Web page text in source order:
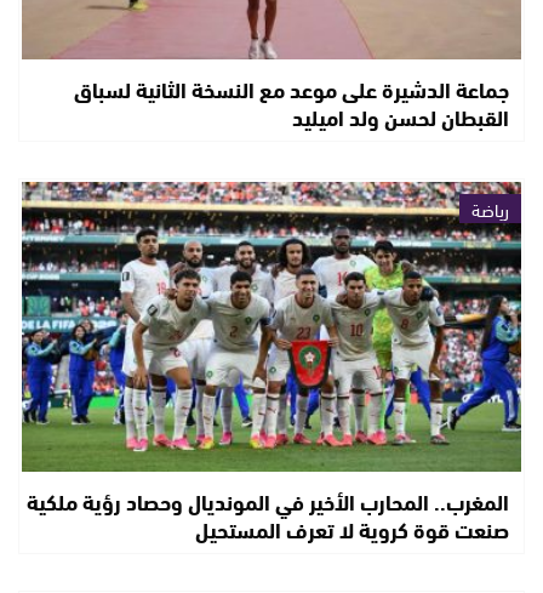
جماعة الدشيرة على موعد مع النسخة الثانية لسباق
القبطان لحسن ولد اميليد
رياضة
المغرب.. المحارب الأخير في المونديال وحصاد رؤية ملكية
صنعت قوة كروية لا تعرف المستحيل